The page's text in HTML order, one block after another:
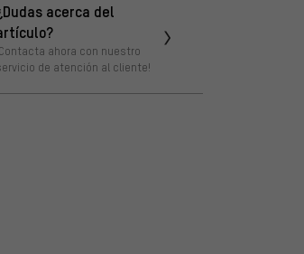
acerca del
ahora con nuestro
de atención al cliente!